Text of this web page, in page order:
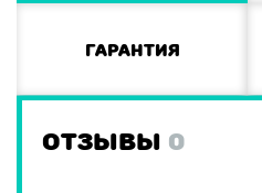
Гарантия
ОТЗЫВЫ 0